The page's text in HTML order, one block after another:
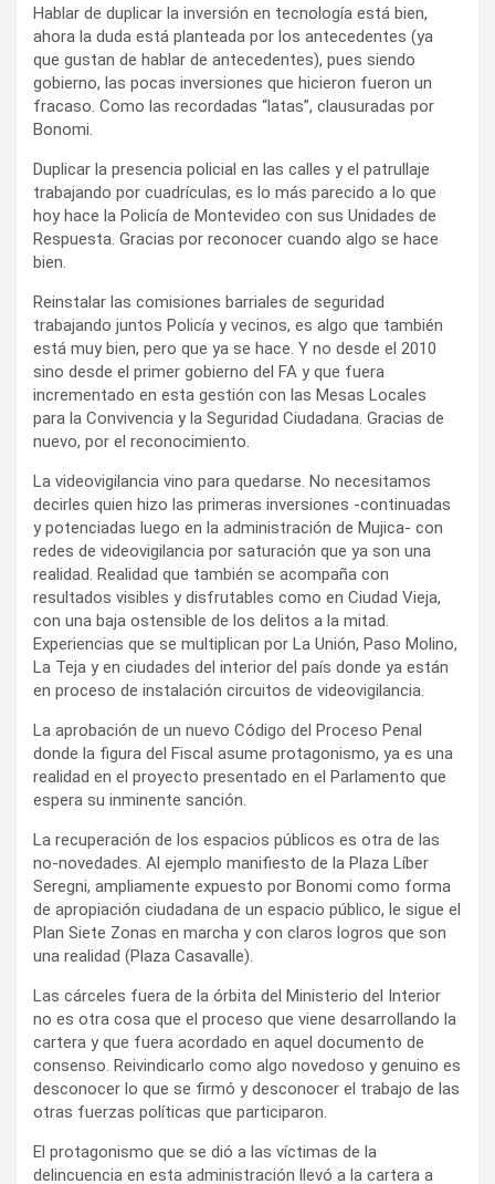
Hablar de duplicar la inversión en tecnología está bien,
ahora la duda está planteada por los antecedentes (ya
que gustan de hablar de antecedentes), pues siendo
gobierno, las pocas inversiones que hicieron fueron un
fracaso. Como las recordadas “latas”, clausuradas por
Bonomi.
Duplicar la presencia policial en las calles y el patrullaje
trabajando por cuadrículas, es lo más parecido a lo que
hoy hace la Policía de Montevideo con sus Unidades de
Respuesta. Gracias por reconocer cuando algo se hace
bien.
Reinstalar las comisiones barriales de seguridad
trabajando juntos Policía y vecinos, es algo que también
está muy bien, pero que ya se hace. Y no desde el 2010
sino desde el primer gobierno del FA y que fuera
incrementado en esta gestión con las Mesas Locales
para la Convivencia y la Seguridad Ciudadana. Gracias de
nuevo, por el reconocimiento.
La videovigilancia vino para quedarse. No necesitamos
decirles quien hizo las primeras inversiones -continuadas
y potenciadas luego en la administración de Mujica- con
redes de videovigilancia por saturación que ya son una
realidad. Realidad que también se acompaña con
resultados visibles y disfrutables como en Ciudad Vieja,
con una baja ostensible de los delitos a la mitad.
Experiencias que se multiplican por La Unión, Paso Molino,
La Teja y en ciudades del interior del país donde ya están
en proceso de instalación circuitos de videovigilancia.
La aprobación de un nuevo Código del Proceso Penal
donde la figura del Fiscal asume protagonismo, ya es una
realidad en el proyecto presentado en el Parlamento que
espera su inminente sanción.
La recuperación de los espacios públicos es otra de las
no-novedades. Al ejemplo manifiesto de la Plaza Líber
Seregni, ampliamente expuesto por Bonomi como forma
de apropiación ciudadana de un espacio público, le sigue el
Plan Siete Zonas en marcha y con claros logros que son
una realidad (Plaza Casavalle).
Las cárceles fuera de la órbita del Ministerio del Interior
no es otra cosa que el proceso que viene desarrollando la
cartera y que fuera acordado en aquel documento de
consenso. Reivindicarlo como algo novedoso y genuino es
desconocer lo que se firmó y desconocer el trabajo de las
otras fuerzas políticas que participaron.
El protagonismo que se dió a las víctimas de la
delincuencia en esta administración llevó a la cartera a